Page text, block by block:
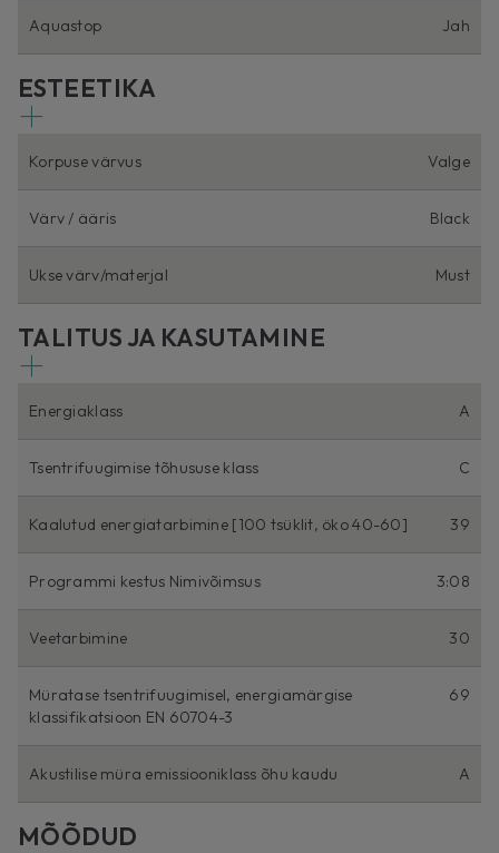
Aquastop Jah
ESTEETIKA
Korpuse värvus Valge
Värv / ääris Black
Ukse värv/materjal Must
TALITUS JA KASUTAMINE
Energiaklass A
Tsentrifuugimise tõhususe klass C
Kaalutud energiatarbimine [100 tsüklit, öko 40-60] 39
Programmi kestus Nimivõimsus 3:08
Veetarbimine 30
Müratase tsentrifuugimisel, energiamärgise
klassifikatsioon EN 60704-3
69
Akustilise müra emissiooniklass õhu kaudu A
MÕÕDUD